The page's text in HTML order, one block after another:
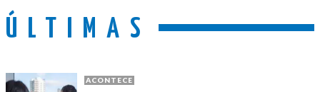
ÚLTIMAS
ACONTECE